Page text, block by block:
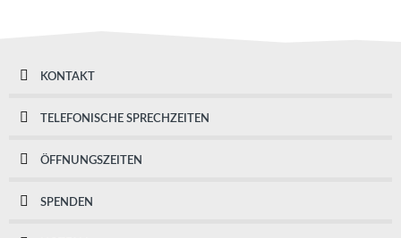
KONTAKT
TELEFONISCHE SPRECHZEITEN
ÖFFNUNGSZEITEN
SPENDEN